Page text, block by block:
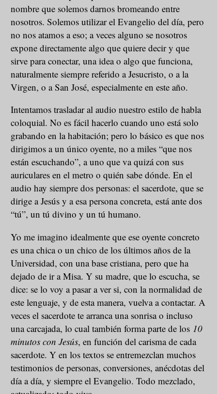
nombre que solemos darnos bromeando entre
nosotros. Solemos utilizar el Evangelio del día, pero
no nos atamos a eso; a veces alguno se nosotros
expone directamente algo que quiere decir y que
sirve para conectar, una idea o algo que funciona,
naturalmente siempre referido a Jesucristo, o a la
Virgen, o a San José, especialmente en este año.
Intentamos trasladar al audio nuestro estilo de habla
coloquial. No es fácil hacerlo cuando uno está solo
grabando en la habitación; pero lo básico es que nos
dirigimos a un único oyente, no a miles “que nos
están escuchando”, a uno que va quizá con sus
auriculares en el metro o quién sabe dónde. En el
audio hay siempre dos personas: el sacerdote, que se
dirige a Jesús y a esa persona concreta, está ante dos
“tú”, un tú divino y un tú humano.
Yo me imagino idealmente que ese oyente concreto
es una chica o un chico de los últimos años de la
Universidad, con una base cristiana, pero que ha
dejado de ir a Misa. Y su madre, que lo escucha, se
dice: se lo voy a pasar a ver si, con la normalidad de
este lenguaje, y de esta manera, vuelva a contactar. A
veces el sacerdote te arranca una sonrisa o incluso
una carcajada, lo cual también forma parte de los 10
minutos con Jesús, en función del carisma de cada
sacerdote. Y en los textos se entremezclan muchos
testimonios de personas, conversiones, anécdotas del
día a día, y siempre el Evangelio. Todo mezclado,